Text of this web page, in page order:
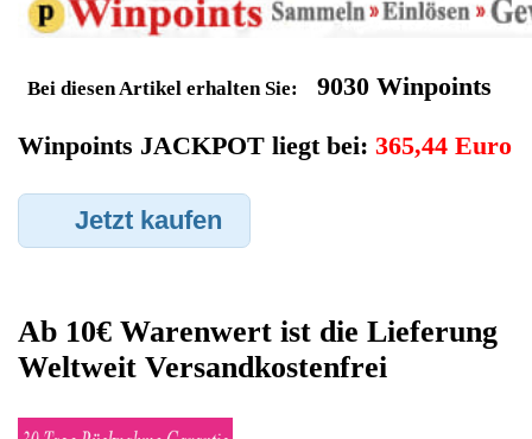
DeLonghi
Ersatzteilegewinnung
Anbieten. Dort können Sie dann Ihren DeLonghi
Kaffeevollautomat den Sie gerne zu Ersatzteilegewinnung
anbieten möchten eintragen. Dort geben Sie den
relevanten Daten ein, in welchen Zustand sich das Gerät